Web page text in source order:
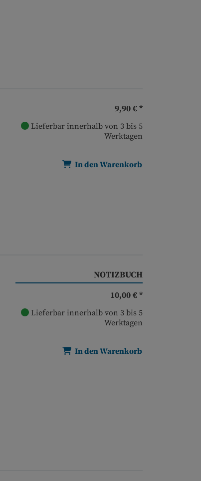
9,90 € *
Lieferbar innerhalb von 3 bis 5
Werktagen
In den Warenkorb
NOTIZBUCH
10,00 € *
Lieferbar innerhalb von 3 bis 5
Werktagen
In den Warenkorb